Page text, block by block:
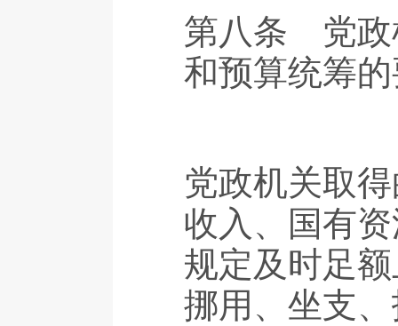
第八条 党政
和预算统筹
党政机关取
收入、国有
规定及时足
挪用、坐支